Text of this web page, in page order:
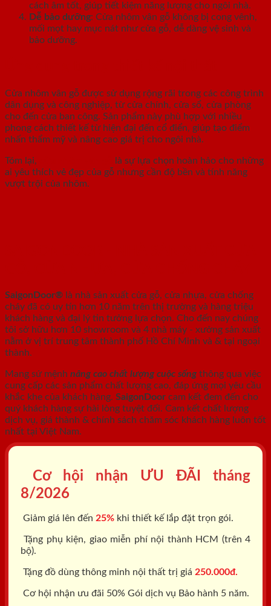
cách âm tốt, giúp tiết kiệm năng lượng cho ngôi nhà.
Dễ bảo dưỡng: Cửa nhôm vân gỗ không bị cong vênh,
mối mọt hay mục nát như cửa gỗ, dễ dàng vệ sinh và
bảo dưỡng.
Cửa nhôm vân gỗ được sử dụng rộng rãi trong các công trình
dân dụng và công nghiệp, từ cửa chính, cửa sổ, cửa phòng
cho đến cửa ban công. Sản phẩm này phù hợp với nhiều
phong cách thiết kế từ hiện đại đến cổ điển, giúp tạo điểm
nhấn thẩm mỹ và nâng cao giá trị cho ngôi nhà.
Tóm lại,
là sự lựa chọn hoàn hảo cho những
ai yêu thích vẻ đẹp của gỗ nhưng cần độ bền và tính năng
vượt trội của nhôm.
SaigonDoor® là nhà sản xuất cửa gỗ, cửa nhựa, cửa chống
cháy đã có uy tín hơn 10 năm trên thị trường và hàng triệu
khách hàng và đại lý tin tưởng lựa chọn. Cho đến nay chúng
tôi sở hữu hơn 10 showroom và 4 nhà máy - xưởng sản xuất
nằm ở vị trí trung tâm thành phố Hồ Chí Minh và & tại ngoại
thành.
Mang sứ mệnh nâng cao chất lượng cuộc sống thông qua việc
cung cấp các sản phẩm chất lượng cao, đáp ứng mọi yêu cầu
khắc khe của khách hàng. SaigonDoor cam kết đem đến cho
quý khách hàng sự hài lòng tuyệt đối. Cam kết chất lượng
dịch vụ, giá thành & chính sách chăm sóc khách hàng luôn tốt
nhất tại Việt Nam.
Cơ hội nhận ƯU ĐÃI tháng
8/2026
Giảm giá lên đến 25% khi thiết kế lắp đặt trọn gói.
Tặng phụ kiện, giao miễn phí nội thành HCM (trên 4
bộ).
Tặng đồ dùng thông minh nội thất trị giá 250.000đ.
Cơ hội nhận ưu đãi 50% Gói dịch vụ Bảo hành 5 năm.